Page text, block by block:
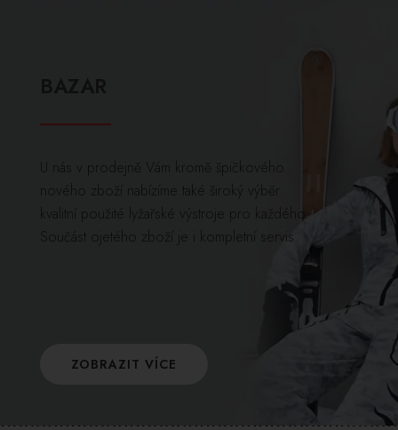
U nás v prodejně Vám kromě špičkového
nového zboží nabízíme také široký výběr
kvalitní použité lyžařské výstroje pro každého.
Součást ojetého zboží je i kompletní servis.
ZOBRAZIT VÍCE